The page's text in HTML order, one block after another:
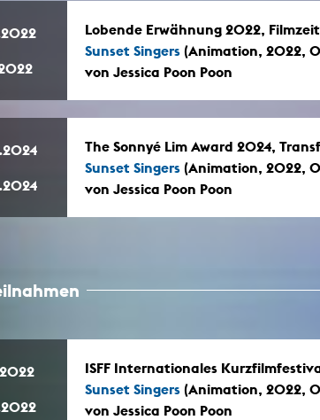
Lobende Erwähnung 2022,
Sunset Singers (Animation, 2022,
von Jessica Poon Poon
The Sonnyé Lim Award 2024,
Sunset Singers (Animation, 2022,
von Jessica Poon Poon
ISFF Internationales
Sunset Singers (Animation, 2022,
von Jessica Poon Poon